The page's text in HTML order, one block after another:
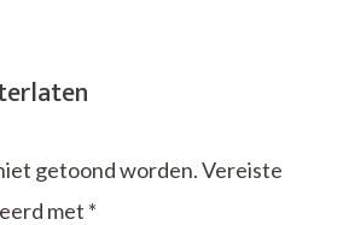
getoond worden.Vereiste
met *